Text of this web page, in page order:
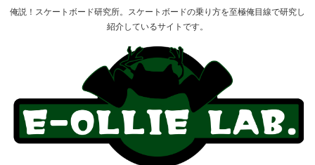
俺説！スケートボード研究所。スケートボードの乗り方を至極俺目線で研究し
紹介しているサイトです。